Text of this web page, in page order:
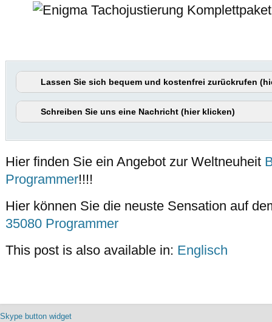
Lassen Sie sich bequem und kostenfrei zurückrufen
Schreiben Sie uns eine Nachricht (hier klicken)
Hier finden Sie ein Angebot zur Weltneuheit
Programmer!!!!
Hier können Sie die neuste Sensation auf
35080 Programmer
This post is also available in: Englisch
Skype button widget